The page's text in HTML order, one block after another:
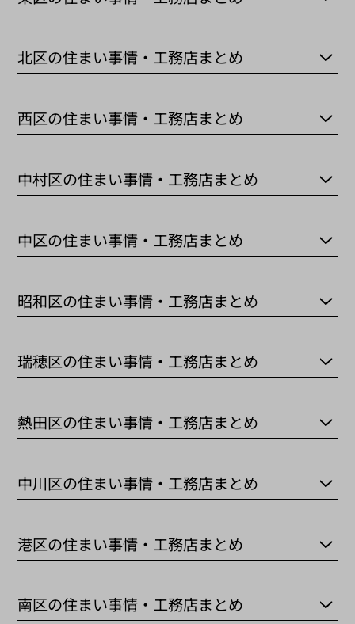
北区の住まい事情・工務店まとめ
西区の住まい事情・工務店まとめ
中村区の住まい事情・工務店まとめ
中区の住まい事情・工務店まとめ
昭和区の住まい事情・工務店まとめ
瑞穂区の住まい事情・工務店まとめ
熱田区の住まい事情・工務店まとめ
中川区の住まい事情・工務店まとめ
港区の住まい事情・工務店まとめ
南区の住まい事情・工務店まとめ